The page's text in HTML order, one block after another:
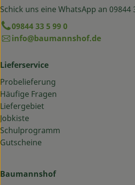
Schick uns eine WhatsApp an 09844
09844 33 5 99 0
info@baumannshof.de
Lieferservice
Probelieferung
Häufige Fragen
Liefergebiet
Jobkiste
Schulprogramm
Gutscheine
Baumannshof